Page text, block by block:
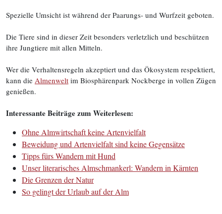
Spezielle Umsicht ist während der Paarungs- und Wurfzeit geboten.
Die Tiere sind in dieser Zeit besonders verletzlich und beschützen
ihre Jungtiere mit allen Mitteln.
Wer die Verhaltensregeln akzeptiert und das Ökosystem respektiert,
kann die Almenwelt im Biosphärenpark Nockberge in vollen Zügen
genießen.
Interessante Beiträge zum Weiterlesen:
Ohne Almwirtschaft keine Artenvielfalt
Beweidung und Artenvielfalt sind keine Gegensätze
Tipps fürs Wandern mit Hund
Unser literarisches Almschmankerl: Wandern in Kärnten
Die Grenzen der Natur
So gelingt der Urlaub auf der Alm